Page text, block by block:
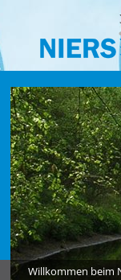
Willkommen beim